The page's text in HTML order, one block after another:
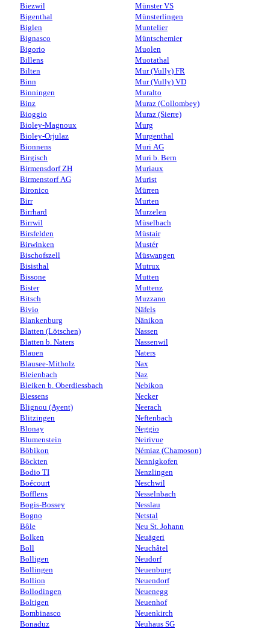
Biezwil
Bigenthal
Biglen
Bignasco
Bigorio
Billens
Bilten
Binn
Binningen
Binz
Bioggio
Bioley-Magnoux
Bioley-Orjulaz
Bionnens
Birgisch
Birmensdorf ZH
Birmenstorf AG
Bironico
Birr
Birrhard
Birrwil
Birsfelden
Birwinken
Bischofszell
Bisisthal
Bissone
Bister
Bitsch
Bivio
Blankenburg
Blatten (Lötschen)
Blatten b. Naters
Blauen
Blausee-Mitholz
Bleienbach
Bleiken b. Oberdiessbach
Blessens
Blignou (Ayent)
Blitzingen
Blonay
Blumenstein
Böbikon
Böckten
Bodio TI
Boécourt
Bofflens
Bogis-Bossey
Bogno
Bôle
Bolken
Boll
Bolligen
Bollingen
Bollion
Bollodingen
Boltigen
Bombinasco
Bonaduz
Münster VS
Münsterlingen
Muntelier
Müntschemier
Muolen
Muotathal
Mur (Vully) FR
Mur (Vully) VD
Muralto
Muraz (Collombey)
Muraz (Sierre)
Murg
Murgenthal
Muri AG
Muri b. Bern
Muriaux
Murist
Mürren
Murten
Murzelen
Müselbach
Müstair
Mustér
Müswangen
Mutrux
Mutten
Muttenz
Muzzano
Näfels
Nänikon
Nassen
Nassenwil
Naters
Nax
Naz
Nebikon
Necker
Neerach
Neftenbach
Neggio
Neirivue
Némiaz (Chamoson)
Nennigkofen
Nenzlingen
Neschwil
Nesselnbach
Nesslau
Netstal
Neu St. Johann
Neuägeri
Neuchâtel
Neudorf
Neuenburg
Neuendorf
Neuenegg
Neuenhof
Neuenkirch
Neuhaus SG